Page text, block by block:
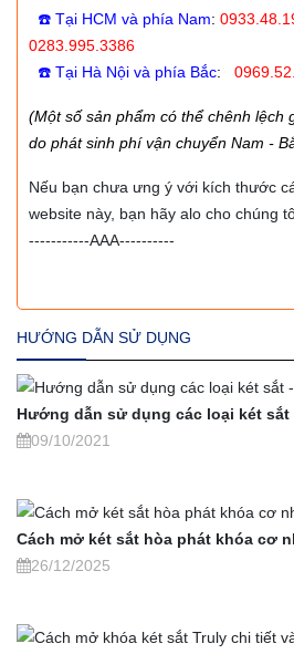
☎️ Tại HCM và phía Nam:
0283.995.3386
☎️ Tại Hà Nội và phía Bắc:
(Một số sản phẩm có thể chênh lệch
do phát sinh phí vận chuyển Nam -
Nếu bạn chưa ưng ý với kích thước
website này, bạn hãy alo cho chúng
-----------AAA----------
HƯỚNG DẪN SỬ DỤNG
Hướng dẫn sử dụng các loại két sắt
09/10/2021
Cách mở két sắt hòa phát khóa cơ
26/12/2025